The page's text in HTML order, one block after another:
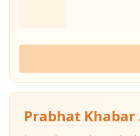
Prabhat Khabar